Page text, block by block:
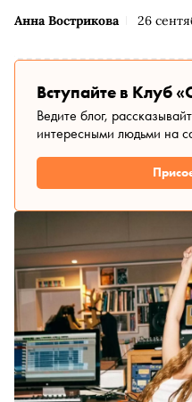
Анна Вострикова 26
Вступайте в Клуб
Ведите блог,
интересными людьми на